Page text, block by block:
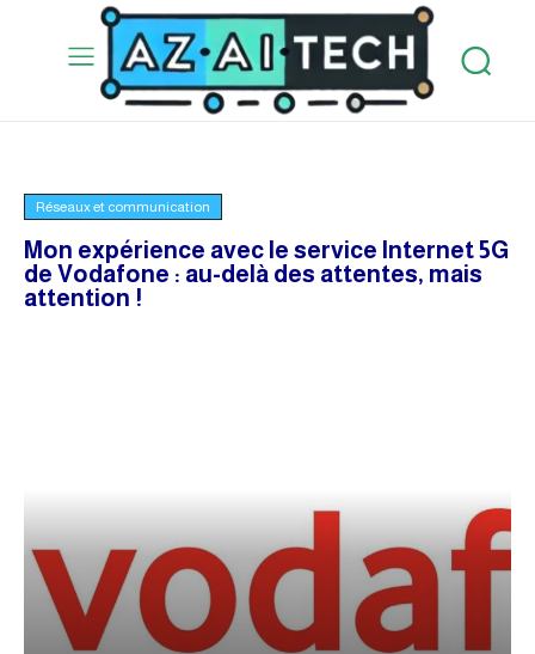
Réseaux et communication
Mon expérience avec le service Internet 5G
de Vodafone : au-delà des attentes, mais
attention !